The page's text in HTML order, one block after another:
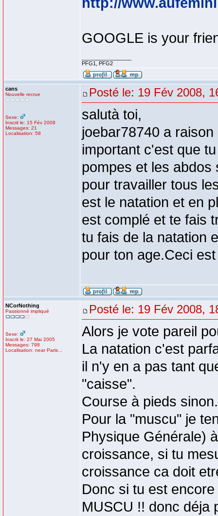
GOOGLE is your
PFG1, PFG2
cans
Nouvelle recrue
Sexe:
Inscrit le: 15 Fév 2008
Messages: 21
Localisation: 58
Posté le: 19 Fév 2008,
salutà toi,
joebar78740 a
important c'est que
pompes et les abdos
pour travailler tous
est le natation et en
est complé et te fais
tu fais de la natation
pour ton age.Ceci
NCorNothing
Passionné impliqué
Sexe:
Inscrit le: 27 Mai 2005
Messages: 798
Localisation: near Paris...
Posté le: 19 Fév 2008,
Alors je vote pareil
La natation c'est
il n'y en a pas tant
"caisse".
Course à pieds
Pour la "muscu" je
Physique Générale)
croissance, si tu
croissance ca doit
Donc si tu est
MUSCU !! donc déja